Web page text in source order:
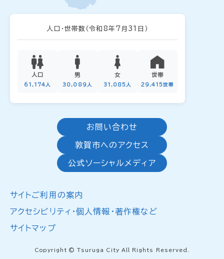
人口・世帯数 （令和8年7月31日）
人口
61,174人
男
30,089人
女
31,085人
世帯
29,415世帯
お問い合わせ
敦賀市へのアクセス
公式ソーシャルメディア
サイトご利用の案内
アクセシビリティ・個人情報・著作権など
サイトマップ
Copyright © Tsuruga City All Rights Reserved.